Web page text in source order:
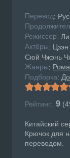
Перевод:
Режисcер:
Актёры:
Сюй Чжэнь
Жанры:
Подборка:
Рейтинг: 9 (
Китайский
Крючок для
переводом.